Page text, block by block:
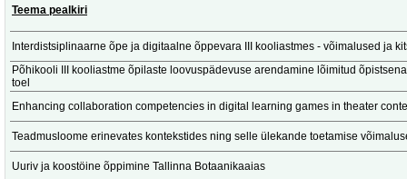
Teema pealkiri
Interdistsiplinaarne õpe ja digitaalne õppevara III kooliastmes - võimalused ja
Põhikooli III kooliastme õpilaste loovuspädevuse arendamine lõimitud
toel
Enhancing collaboration competencies in digital learning games in theater
Teadmusloome erinevates kontekstides ning selle ülekande toetamise
Uuriv ja koostöine õppimine Tallinna Botaanikaaias